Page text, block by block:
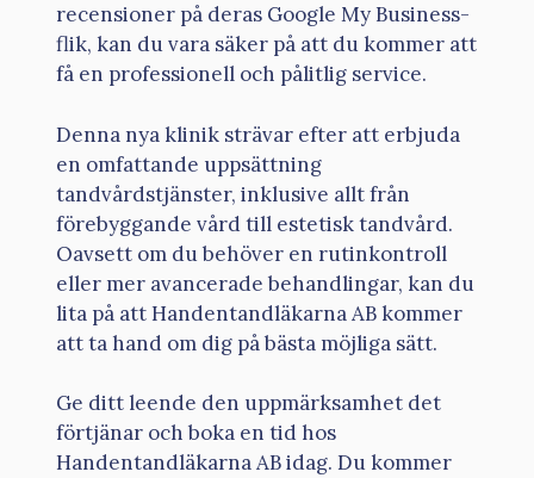
recensioner på deras Google My Business-
flik, kan du vara säker på att du kommer att
få en professionell och pålitlig service.
Denna nya klinik strävar efter att erbjuda
en omfattande uppsättning
tandvårdstjänster, inklusive allt från
förebyggande vård till estetisk tandvård.
Oavsett om du behöver en rutinkontroll
eller mer avancerade behandlingar, kan du
lita på att Handentandläkarna AB kommer
att ta hand om dig på bästa möjliga sätt.
Ge ditt leende den uppmärksamhet det
förtjänar och boka en tid hos
Handentandläkarna AB idag. Du kommer